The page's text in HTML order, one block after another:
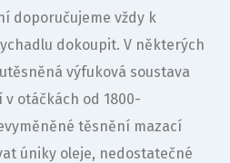
doporučujeme vždy k
dokoupit. V některých
výfuková soustava
otáčkách od 1800-
těsnění mazací
úniky oleje, nedostatečné